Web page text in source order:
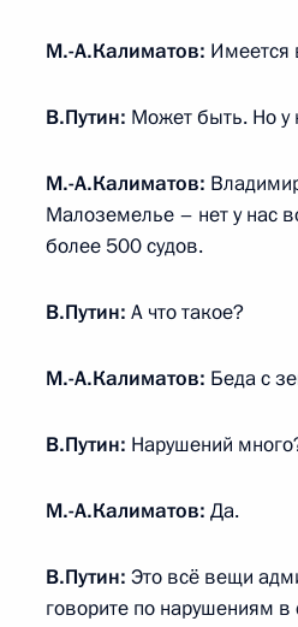
Встреча с
26 июля 2026 года
России
События
Видео и фото
Поиск
М.-А.Калиматов: Имеется
В.Путин: Может быть. Но у
М.-А.Калиматов:
Малоземелье – нет у нас
более 500 судов.
В.Путин: А что такое?
М.-А.Калиматов: Беда с
В.Путин: Нарушений
М.-А.Калиматов: Да.
В.Путин: Это всё вещи
говорите по нарушениям